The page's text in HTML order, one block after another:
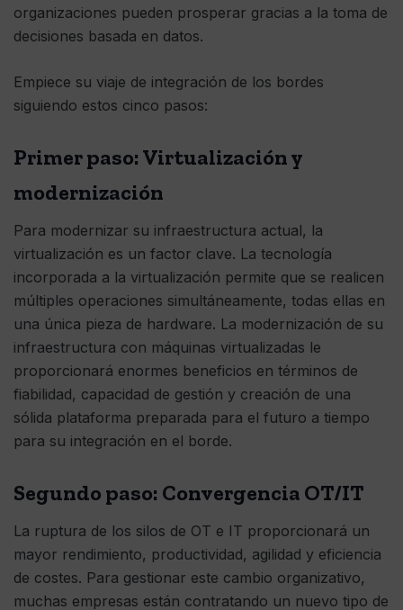
organizaciones pueden prosperar gracias a la toma de
decisiones basada en datos.
Empiece su viaje de integración de los bordes
siguiendo estos cinco pasos:
Primer paso: Virtualización y
modernización
Para modernizar su infraestructura actual, la
virtualización es un factor clave. La tecnología
incorporada a la virtualización permite que se realicen
múltiples operaciones simultáneamente, todas ellas en
una única pieza de hardware. La modernización de su
infraestructura con máquinas virtualizadas le
proporcionará enormes beneficios en términos de
fiabilidad, capacidad de gestión y creación de una
sólida plataforma preparada para el futuro a tiempo
para su integración en el borde.
Segundo paso: Convergencia OT/IT
La ruptura de los silos de OT e IT proporcionará un
mayor rendimiento, productividad, agilidad y eficiencia
de costes. Para gestionar este cambio organizativo,
muchas empresas están contratando un nuevo tipo de